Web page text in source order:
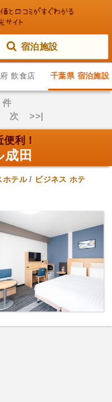
宿泊施設
飲食店 千葉県 宿泊施設
件
次 >>|
利！
田
ホテル/ ビジネス ホテ